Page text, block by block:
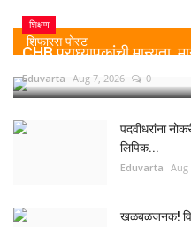
शिफारस पोस्ट
शिक्षण
CHB प्राध्यापकांची मान्यता,
Eduvarta Aug 7, 2026 0
पदवीधरांना
लिपिक...
Eduvarta Aug
खळबळजनक!